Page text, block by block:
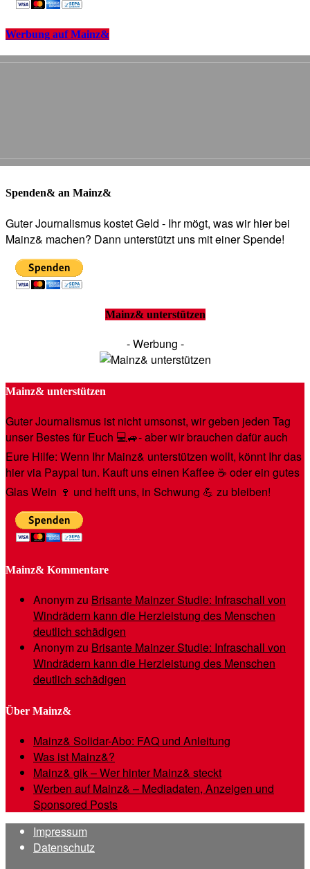
Werbung auf Mainz&
Spenden& an Mainz&
Guter Journalismus kostet Geld - Ihr mögt, was wir hier bei
Mainz& machen? Dann unterstützt uns mit einer Spende!
Mainz& unterstützen
- Werbung -
Mainz& unterstützen
Guter Journalismus ist nicht umsonst, wir geben jeden Tag
unser Bestes für Euch 💻🚙- aber wir brauchen dafür auch
Eure Hilfe: Wenn Ihr Mainz& unterstützen wollt, könnt Ihr das
hier via Paypal tun. Kauft uns einen Kaffee ☕️ oder ein gutes
Glas Wein 🍷 und helft uns, in Schwung 💪 zu bleiben!
Mainz& Kommentare
Anonymzu Brisante Mainzer Studie: Infraschall von
Windrädern kann die Herzleistung des Menschen
deutlich schädigen
Anonymzu Brisante Mainzer Studie: Infraschall von
Windrädern kann die Herzleistung des Menschen
deutlich schädigen
Über Mainz&
Mainz& Solidar-Abo: FAQ und Anleitung
Was ist Mainz&?
Mainz& gik – Wer hinter Mainz& steckt
Werben auf Mainz& – Mediadaten, Anzeigen und
Sponsored Posts
Impressum
Datenschutz